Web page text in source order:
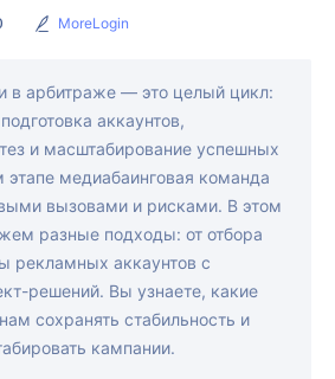
MoreLogin
в арбитраже — это целый цикл:
аккаунтов,
и масштабирование успешных
медиабаинговая команда
вызовами и рисками. В этом
разные подходы: от отбора
рекламных аккаунтов с
решений. Вы узнаете, какие
сохранять стабильность и
кампании.